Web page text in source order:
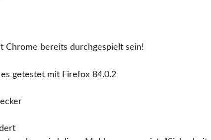
Chrome bereits durchgespielt sein!
getestet mit Firefox 84.0.2